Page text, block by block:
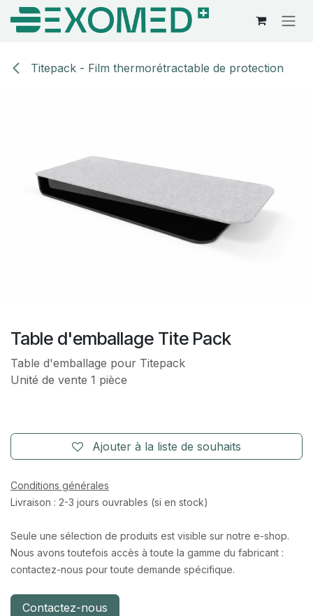
Se rendre au contenu
Titepack - Film thermorétractable de protection
Table d'emballage Tite Pack
Table d'emballage pour Titepack
Unité de vente 1 pièce
Ajouter à la liste de souhaits
Conditions générales
Livraison : 2-3 jours ouvrables (si en stock)
Seule une sélection de produits est visible sur notre e-shop.
Nous avons toutefois accès à toute la gamme du fabricant :
contactez-nous pour toute demande spécifique.
Contactez-nous